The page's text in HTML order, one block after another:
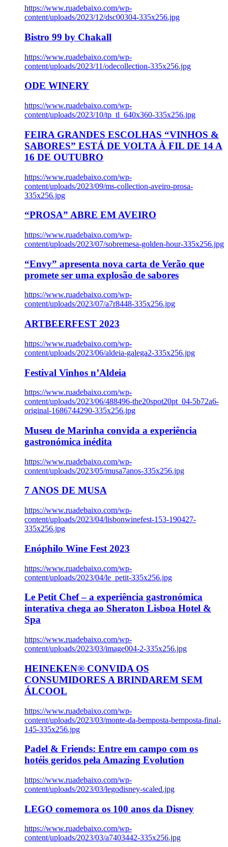
https://www.ruadebaixo.com/wp-
content/uploads/2023/12/dsc00304-335x256.jpg
Bistro 99 by Chakall
https://www.ruadebaixo.com/wp-
content/uploads/2023/11/odecollection-335x256.jpg
ODE WINERY
https://www.ruadebaixo.com/wp-
content/uploads/2023/10/tp_tl_640x360-335x256.jpg
FEIRA GRANDES ESCOLHAS “VINHOS &
SABORES” ESTÁ DE VOLTA À FIL DE 14 A
16 DE OUTUBRO
https://www.ruadebaixo.com/wp-
content/uploads/2023/09/ms-collection-aveiro-prosa-
335x256.jpg
“PROSA” ABRE EM AVEIRO
https://www.ruadebaixo.com/wp-
content/uploads/2023/07/sobremesa-golden-hour-335x256.jpg
“Envy” apresenta nova carta de Verão que
promete ser uma explosão de sabores
https://www.ruadebaixo.com/wp-
content/uploads/2023/07/a7r8448-335x256.jpg
ARTBEERFEST 2023
https://www.ruadebaixo.com/wp-
content/uploads/2023/06/aldeia-galega2-335x256.jpg
Festival Vinhos n’Aldeia
https://www.ruadebaixo.com/wp-
content/uploads/2023/06/488496-the20spot20pt_04-5b72a6-
original-1686744290-335x256.jpg
Museu de Marinha convida a experiência
gastronómica inédita
https://www.ruadebaixo.com/wp-
content/uploads/2023/05/musa7anos-335x256.jpg
7 ANOS DE MUSA
https://www.ruadebaixo.com/wp-
content/uploads/2023/04/lisbonwinefest-153-190427-
335x256.jpg
Enóphilo Wine Fest 2023
https://www.ruadebaixo.com/wp-
content/uploads/2023/04/le_petit-335x256.jpg
Le Petit Chef – a experiência gastronómica
interativa chega ao Sheraton Lisboa Hotel &
Spa
https://www.ruadebaixo.com/wp-
content/uploads/2023/03/image004-2-335x256.jpg
HEINEKEN® CONVIDA OS
CONSUMIDORES A BRINDAREM SEM
ÁLCOOL
https://www.ruadebaixo.com/wp-
content/uploads/2023/03/monte-da-bemposta-bemposta-final-
145-335x256.jpg
Padel & Friends: Entre em campo com os
hotéis geridos pela Amazing Evolution
https://www.ruadebaixo.com/wp-
content/uploads/2023/03/legodisney-scaled.jpg
LEGO comemora os 100 anos da Disney
https://www.ruadebaixo.com/wp-
content/uploads/2023/03/a7403442-335x256.jpg